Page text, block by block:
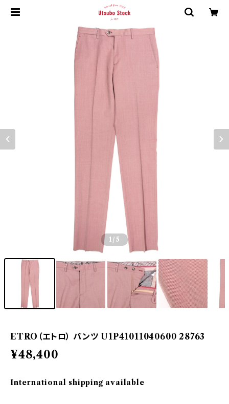
1 /5
ETRO（エトロ） パンツ U1P41011040600 28763
¥48,400
International shipping available